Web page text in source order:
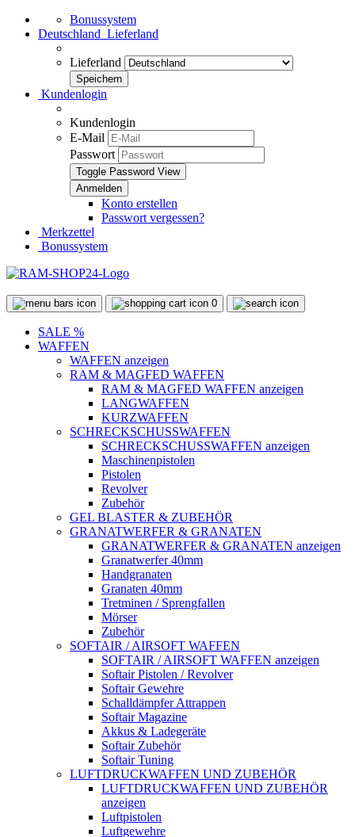
Bonussystem
Deutschland Lieferland
Lieferland
Kundenlogin
Kundenlogin
E-Mail
Passwort
Toggle Password View
Konto erstellen
Passwort vergessen?
Merkzettel
Bonussystem
0
SALE %
WAFFEN
WAFFEN anzeigen
RAM & MAGFED WAFFEN
RAM & MAGFED WAFFEN anzeigen
LANGWAFFEN
KURZWAFFEN
SCHRECKSCHUSSWAFFEN
SCHRECKSCHUSSWAFFEN anzeigen
Maschinenpistolen
Pistolen
Revolver
Zubehör
GEL BLASTER & ZUBEHÖR
GRANATWERFER & GRANATEN
GRANATWERFER & GRANATEN anzeigen
Granatwerfer 40mm
Handgranaten
Granaten 40mm
Tretminen / Sprengfallen
Mörser
Zubehör
SOFTAIR / AIRSOFT WAFFEN
SOFTAIR / AIRSOFT WAFFEN anzeigen
Softair Pistolen / Revolver
Softair Gewehre
Schalldämpfer Attrappen
Softair Magazine
Akkus & Ladegeräte
Softair Zubehör
Softair Tuning
LUFTDRUCKWAFFEN UND ZUBEHÖR
LUFTDRUCKWAFFEN UND ZUBEHÖR
anzeigen
Luftpistolen
Luftgewehre